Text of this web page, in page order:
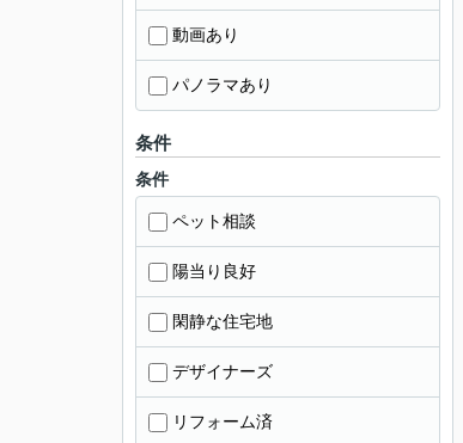
動画あり
パノラマあり
条件
条件
ペット相談
陽当り良好
閑静な住宅地
デザイナーズ
リフォーム済